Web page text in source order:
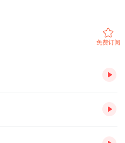
免费订阅